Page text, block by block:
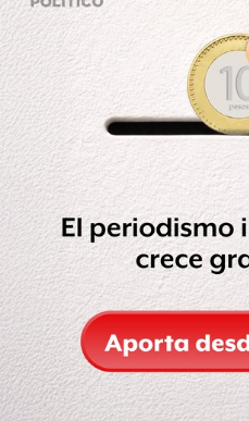
“Hemos comenzado los
Será despiadado”, dijo el
Hollande, en su recorrido
popular sala de conciertos
100 personas, de acuerdo
Compartir